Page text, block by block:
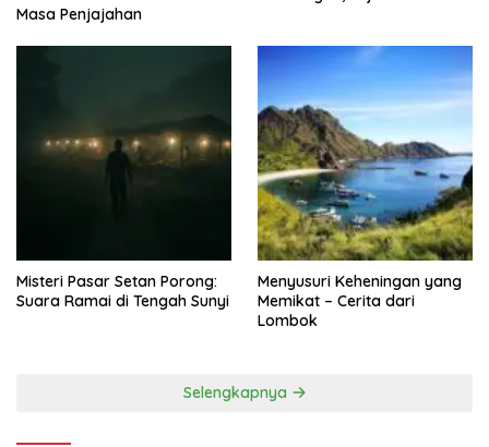
Masa Penjajahan
Misteri Pasar Setan Porong:
Suara Ramai di Tengah Sunyi
Menyusuri Keheningan yang
Memikat – Cerita dari
Lombok
Selengkapnya